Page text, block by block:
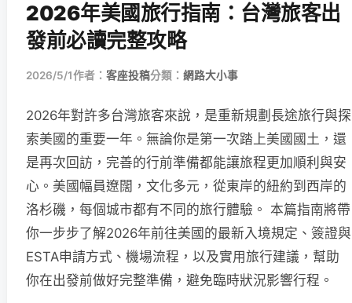
2026年美國旅行指南：台灣旅客出
發前必讀完整攻略
2026/5/1作者： 客座投稿分類： 網路大小事
2026年對許多台灣旅客來說，是重新規劃長途旅行與探
索美國的重要一年。無論你是第一次踏上美國國土，還
是再次回訪，完善的行前準備都能讓旅程更加順利與安
心。美國幅員遼闊，文化多元，從東岸的紐約到西岸的
洛杉磯，每個城市都有不同的旅行體驗。 本篇指南將帶
你一步步了解2026年前往美國的最新入境規定、簽證與
ESTA申請方式、機場流程，以及實用旅行建議，幫助
你在出發前做好完整準備，避免臨時狀況影響行程。